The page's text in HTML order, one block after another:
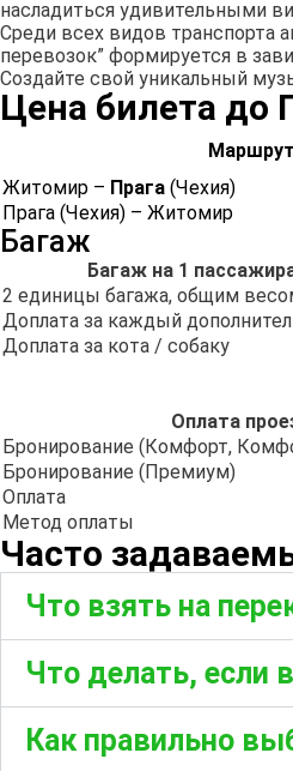
насладиться удивительными
Среди всех видов
перевозок” формируется в
Создайте свой уникальный
Цена билета до
Маршрут
Житомир – Прага (Чехия)
Прага (Чехия) – Житомир
Багаж
Багаж на 1
2 единицы багажа, общим
Доплата за каждый
Доплата за кота / собаку
Оплата
Бронирование (Комфорт,
Бронирование (Премиум)
Оплата
Метод оплаты
Часто
Что взять на
Что делать, если
Как правильно